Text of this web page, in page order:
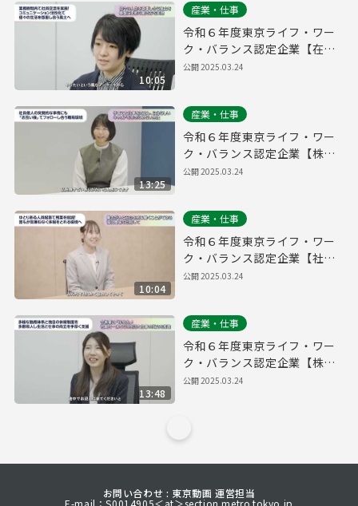
10:05
産業・仕事
令和６年度東京ライフ・ワー
ク・バランス認定企業【在住
ビジネス株式会社】
公開2025.03.24
13:25
産業・仕事
令和６年度東京ライフ・ワー
ク・バランス認定企業【株式
会社QOOLキャリア】
公開2025.03.24
10:04
産業・仕事
令和６年度東京ライフ・ワー
ク・バランス認定企業【社会
福祉法人大三島育徳会】
公開2025.03.24
13:48
産業・仕事
令和６年度東京ライフ・ワー
ク・バランス認定企業【株式
会社FIS】
公開2025.03.24
お問い合わせ : 東京動画 運営担当